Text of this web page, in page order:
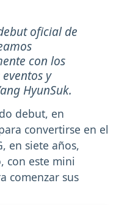
oficial de
con los
y
HyunSuk.
debut, en
convertirse en el
en siete años,
con este mini
comenzar sus